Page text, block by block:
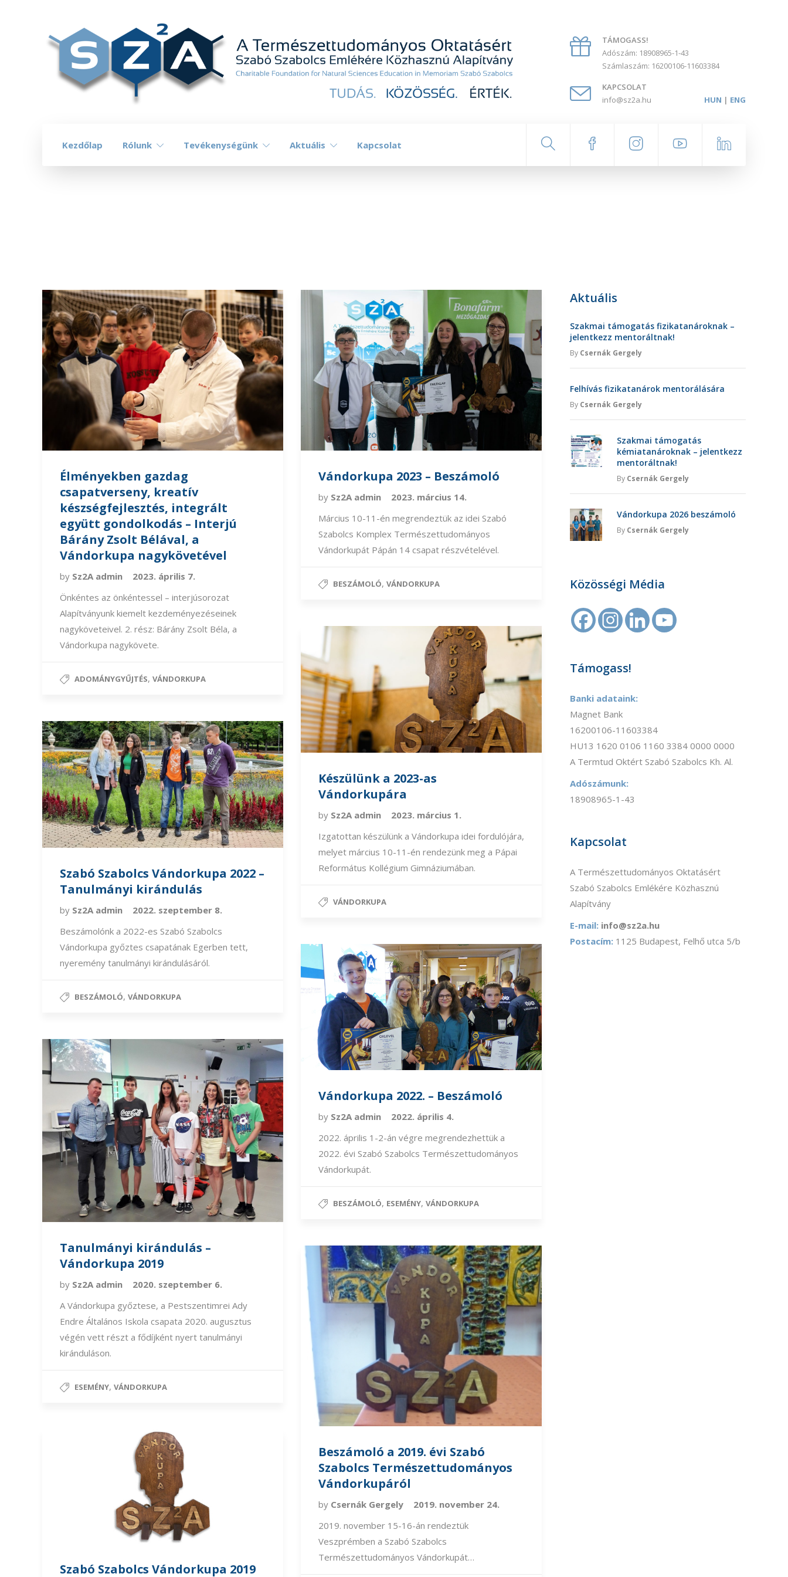
TÁMOGASS!
Adószám: 18908965-1-43
Számlaszám: 16200106-11603384
KAPCSOLAT
info@sz2a.hu
HUN | ENG
Kezdőlap Rólunk Tevékenységünk Aktuális Kapcsolat
Élményekben gazdag
csapatverseny, kreatív
készségfejlesztés, integrált
együtt gondolkodás – Interjú
Bárány Zsolt Bélával, a
Vándorkupa nagykövetével
by Sz2A admin
2023. április 7.
Önkéntes az önkéntessel – interjúsorozat
Alapítványunk kiemelt kezdeményezéseinek
nagyköveteivel. 2. rész: Bárány Zsolt Béla, a
Vándorkupa nagykövete.
ADOMÁNYGYŰJTÉS, VÁNDORKUPA
Vándorkupa 2023 – Beszámoló
by Sz2A admin
2023. március 14.
Március 10-11-én megrendeztük az idei Szabó
Szabolcs Komplex Természettudományos
Vándorkupát Pápán 14 csapat részvételével.
BESZÁMOLÓ, VÁNDORKUPA
Készülünk a 2023-as
Vándorkupára
by Sz2A admin
2023. március 1.
Izgatottan készülünk a Vándorkupa idei fordulójára,
melyet március 10-11-én rendezünk meg a Pápai
Református Kollégium Gimnáziumában.
VÁNDORKUPA
Szabó Szabolcs Vándorkupa 2022 –
Tanulmányi kirándulás
by Sz2A admin
2022. szeptember 8.
Beszámolónk a 2022-es Szabó Szabolcs
Vándorkupa győztes csapatának Egerben tett,
nyeremény tanulmányi kirándulásáról.
BESZÁMOLÓ, VÁNDORKUPA
Vándorkupa 2022. – Beszámoló
by Sz2A admin
2022. április 4.
2022. április 1-2-án végre megrendezhettük a
2022. évi Szabó Szabolcs Természettudományos
Vándorkupát.
BESZÁMOLÓ, ESEMÉNY, VÁNDORKUPA
Tanulmányi kirándulás –
Vándorkupa 2019
by Sz2A admin
2020. szeptember 6.
A Vándorkupa győztese, a Pestszentimrei Ady
Endre Általános Iskola csapata 2020. augusztus
végén vett részt a fődíjként nyert tanulmányi
kiránduláson.
ESEMÉNY, VÁNDORKUPA
Beszámoló a 2019. évi Szabó
Szabolcs Természettudományos
Vándorkupáról
by Csernák Gergely
2019. november 24.
2019. november 15-16-án rendeztük
Veszprémben a Szabó Szabolcs
Természettudományos Vándorkupát…
Szabó Szabolcs Vándorkupa 2019
Aktuális
Szakmai támogatás fizikatanároknak –
jelentkezz mentoráltnak!
By Csernák Gergely
Felhívás fizikatanárok mentorálására
By Csernák Gergely
Szakmai támogatás
kémiatanároknak – jelentkezz
mentoráltnak!
By Csernák Gergely
Vándorkupa 2026 beszámoló
By Csernák Gergely
Közösségi Média
Támogass!
Banki adataink:
Magnet Bank
16200106-11603384
HU13 1620 0106 1160 3384 0000 0000
A Termtud Oktért Szabó Szabolcs Kh. Al.
Adószámunk:
18908965-1-43
Kapcsolat
A Természettudományos Oktatásért
Szabó Szabolcs Emlékére Közhasznú
Alapítvány
E-mail: info@sz2a.hu
Postacím: 1125 Budapest, Felhő utca 5/b